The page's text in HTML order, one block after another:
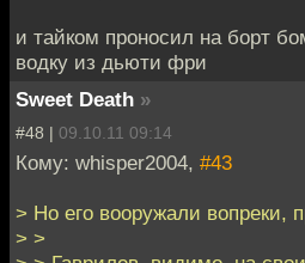
и тайком проносил на борт
водку из дьюти фри
Sweet Death »
#48 | 09.10.11 09:14
Кому: whisper2004, #43
> Но его вооружали вопреки,
> >